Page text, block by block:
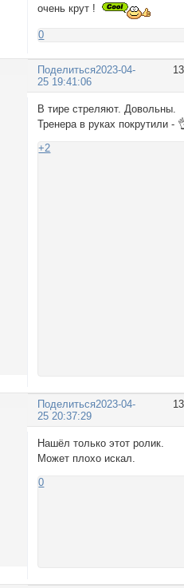
очень крут !
0
Поделиться2023-04-
25 19:41:06
В тире стреляют. Довольны.
Тренера в руках покрутили -
+2
Поделиться2023-04-
25 20:37:29
Нашёл только этот ролик.
Может плохо искал.
0